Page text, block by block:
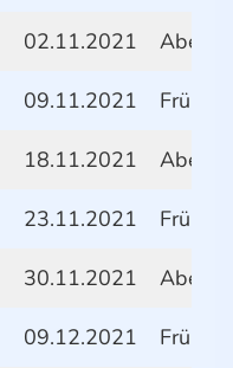
02.11.2021 Abend
09.11.2021
18.11.2021 Abend
23.11.2021
30.11.2021 Abend
09.12.2021